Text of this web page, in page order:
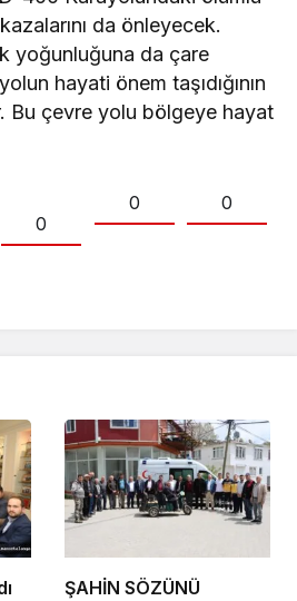
da önleyecek.
yoğunluğuna da çare
hayati önem taşıdığının
Bu çevre yolu bölgeye hayat
0
0 0
ŞAHİN SÖZÜNÜ